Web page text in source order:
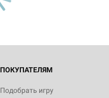
ПОКУПАТЕЛЯМ
Подобрать игру